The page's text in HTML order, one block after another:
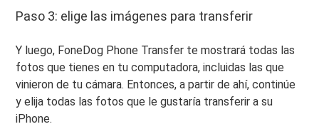
Paso 3: elige las imágenes para transferir
Y luego, FoneDog Phone Transfer te mostrará todas las
fotos que tienes en tu computadora, incluidas las que
vinieron de tu cámara. Entonces, a partir de ahí, continúe
y elija todas las fotos que le gustaría transferir a su
iPhone.